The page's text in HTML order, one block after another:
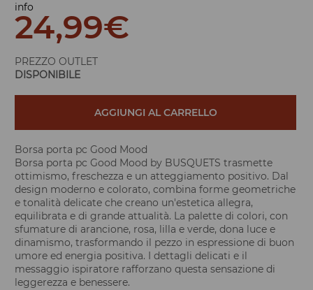
info
24,99€
PREZZO OUTLET
DISPONIBILE
AGGIUNGI AL CARRELLO
Borsa porta pc Good Mood
Borsa porta pc Good Mood by BUSQUETS trasmette
ottimismo, freschezza e un atteggiamento positivo. Dal
design moderno e colorato, combina forme geometriche
e tonalità delicate che creano un'estetica allegra,
equilibrata e di grande attualità. La palette di colori, con
sfumature di arancione, rosa, lilla e verde, dona luce e
dinamismo, trasformando il pezzo in espressione di buon
umore ed energia positiva. I dettagli delicati e il
messaggio ispiratore rafforzano questa sensazione di
leggerezza e benessere.